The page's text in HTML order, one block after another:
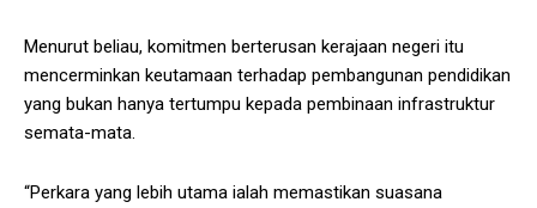
Menurut beliau, komitmen berterusan kerajaan negeri itu
mencerminkan keutamaan terhadap pembangunan pendidikan
yang bukan hanya tertumpu kepada pembinaan infrastruktur
semata-mata.
“Perkara yang lebih utama ialah memastikan suasana